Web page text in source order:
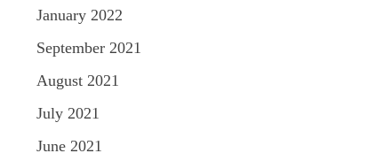
January 2022
September 2021
August 2021
July 2021
June 2021